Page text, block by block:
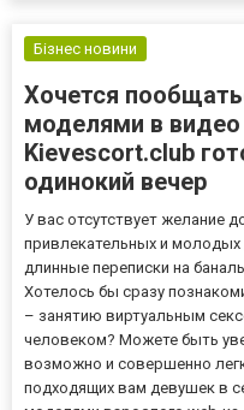
Бізнес новини
Хочется
моделями в
Kievescort.club
одинокий вечер
У вас отсутствует желание
привлекательных и молодых
длинные переписки на
Хотелось бы сразу
– занятию виртуальным
человеком? Можете быть
возможно и совершенно
подходящих вам девушек в